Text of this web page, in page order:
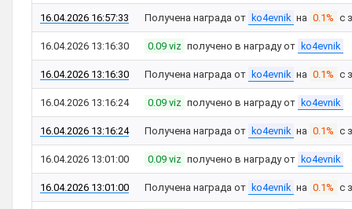
16.04.2026 16:57:33 Получена награда от ko4evnik на 0.1% с
16.04.2026 13:16:30 0.09 viz получено в награду от ko4evnik
16.04.2026 13:16:30 Получена награда от ko4evnik на 0.1% с
16.04.2026 13:16:24 0.09 viz получено в награду от ko4evnik
16.04.2026 13:16:24 Получена награда от ko4evnik на 0.1% с
16.04.2026 13:01:00 0.09 viz получено в награду от ko4evnik
16.04.2026 13:01:00 Получена награда от ko4evnik на 0.1% с